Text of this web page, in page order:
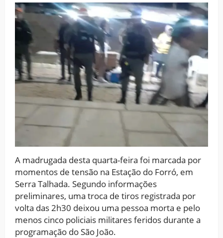
A madrugada desta quarta-feira foi marcada por
momentos de tensão na Estação do Forró, em
Serra Talhada. Segundo informações
preliminares, uma troca de tiros registrada por
volta das 2h30 deixou uma pessoa morta e pelo
menos cinco policiais militares feridos durante a
programação do São João.